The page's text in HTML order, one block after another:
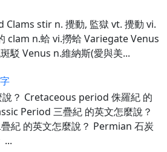
Clams stir n. 攪動, 監獄 vt. 攪動 vi.
clam n.蛤 vi.撈蛤 Variegate Venus
駁 Venus n.維納斯(愛與美...
說？ Cretaceous period 侏羅紀 的
Period 三疊紀 的英文怎麼說？
紀 的英文怎麼說？ Permian 石炭
...